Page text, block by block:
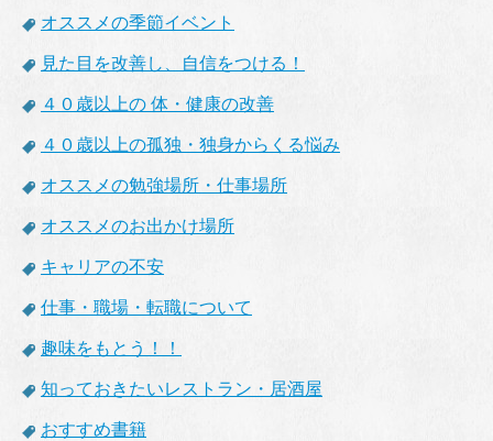
オススメの季節イベント
見た目を改善し、自信をつける！
４０歳以上の 体・健康の改善
４０歳以上の孤独・独身からくる悩み
オススメの勉強場所・仕事場所
オススメのお出かけ場所
キャリアの不安
仕事・職場・転職について
趣味をもとう！！
知っておきたいレストラン・居酒屋
おすすめ書籍